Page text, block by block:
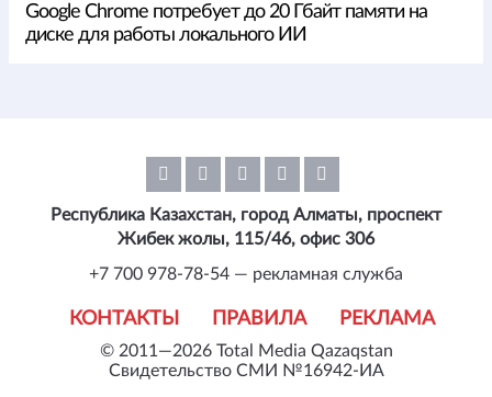
Google Chrome потребует до 20 Гбайт памяти на
диске для работы локального ИИ
© 2011—2026 Total Media Qazaqstan
Свидетельство СМИ №16942-ИА
КОНТАКТЫ ПРАВИЛА РЕКЛАМА
Республика Казахстан, город Алматы, проспект
Жибек жолы, 115/46, офис 306
+7 700 978-78-54 — рекламная служба